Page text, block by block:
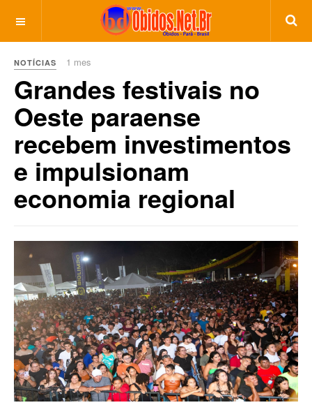
NOTÍCIAS 1 mes
Grandes festivais no
Oeste paraense
recebem investimentos
e impulsionam
economia regional